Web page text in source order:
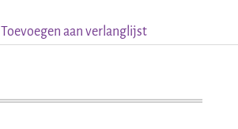
Toevoegen aan verlanglijst